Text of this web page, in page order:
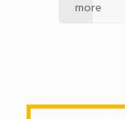
more